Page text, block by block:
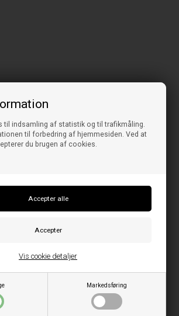
til indsamling af statistik og til trafikmåling.
til forbedring af hjemmesiden. Ved at
du brugen af cookies.
Markedsføring
Vis cookie detaljer